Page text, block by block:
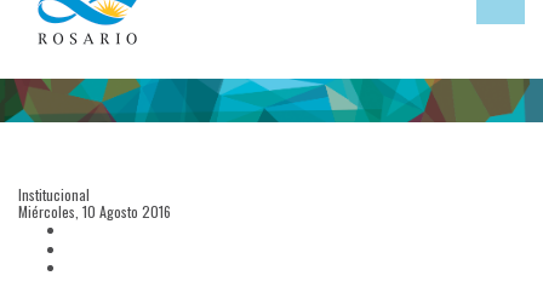
Institucional
Miércoles, 10 Agosto 2016